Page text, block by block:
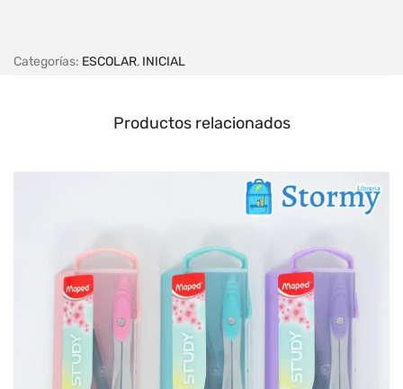
Categorías: ESCOLAR, INICIAL
Productos relacionados